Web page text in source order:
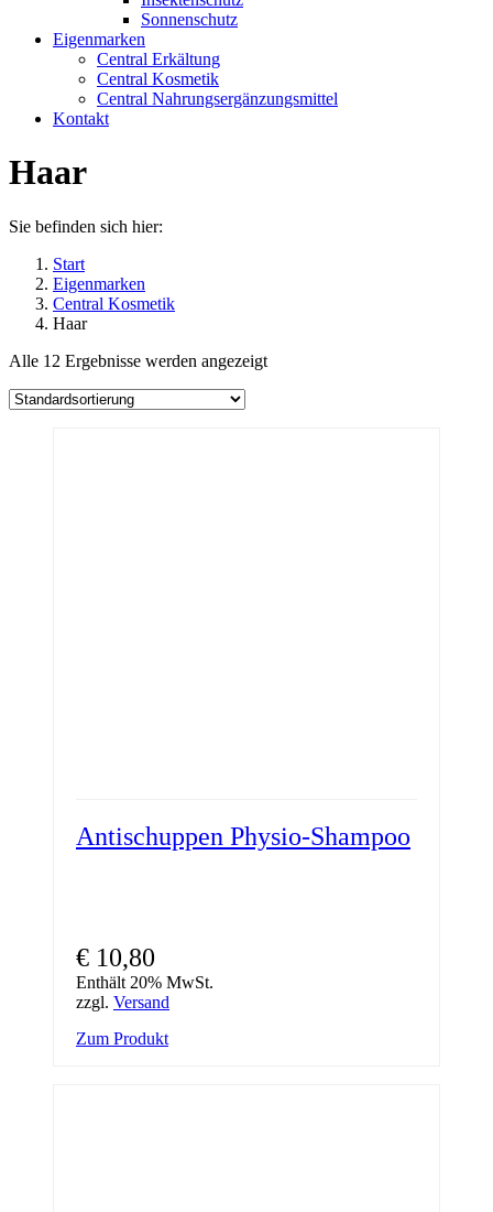
Sonnenschutz
Eigenmarken
Central Erkältung
Central Kosmetik
Central Nahrungsergänzungsmittel
Kontakt
Haar
Sie befinden sich hier:
Start
Eigenmarken
Central Kosmetik
Haar
Alle 12 Ergebnisse werden angezeigt
Antischuppen Physio-Shampoo
€ 10,80
Enthält 20% MwSt.
zzgl. Versand
Zum Produkt